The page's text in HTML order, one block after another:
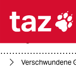

Verschwundene